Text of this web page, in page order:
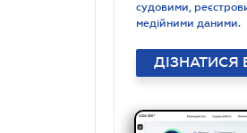
судовими,
медійними даними.
ДІЗНАТИСЯ